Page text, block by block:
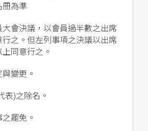
冊為準
大會決議，以會員過半數之出席
行之。但左列事項之決議以出席
同意行之。
變更。
表)之除名。
罷免。